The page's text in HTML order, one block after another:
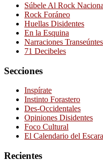
Súbele Al Rock
Rock Foráneo
Huellas Disidentes
En la Esquina
Narraciones Transeúntes
71 Decibeles
Secciones
Inspírate
Instinto Forastero
Des-Occidentales
Opiniones Disidentes
Foco Cultural
El Calendario del
Recientes